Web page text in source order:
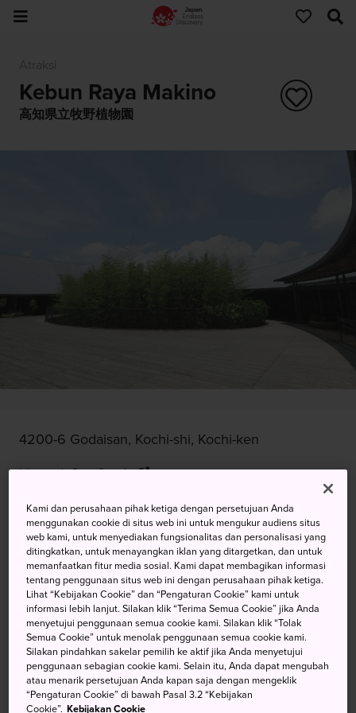
Kebun Raya Makino
高知県立牧野植物園
4200-6 Godaisan, Kochi-shi, Kochi-ken
Lihat pada Peta Google
Dapatkan Info Transit
KATA KUNCI PETA
©Makino Botanical Garden
Kebun Raya Makino terletak di
Gunung Godai, Sekitar 20 Menit
Kami dan perusahaan pihak ketiga dengan persetujuan Anda
menggunakan cookie di situs web ini untuk mengukur audiens situs
web kami, untuk menyediakan fungsionalitas dan personalisasi yang
ditingkatkan, untuk menayangkan iklan yang ditargetkan, dan untuk
memanfaatkan fitur media sosial. Kami dapat membagikan informasi
tentang penggunaan situs web ini dengan perusahaan pihak ketiga.
Lihat “Kebijakan Cookie” dan “Pengaturan Cookie” kami untuk
informasi lebih lanjut. Silakan klik “Terima Semua Cookie” jika Anda
menyetujui penggunaan semua cookie kami. Silakan klik “Tolak
Semua Cookie” untuk menolak penggunaan semua cookie kami.
Silakan pindahkan sakelar pemilih ke aktif jika Anda menyetujui
penggunaan sebagian cookie kami. Selain itu, Anda dapat mengubah
atau menarik persetujuan Anda kapan saja dengan mengeklik
“Pengaturan Cookie” di bawah Pasal 3.2 “Kebijakan
Cookie”. Kebijakan Cookie